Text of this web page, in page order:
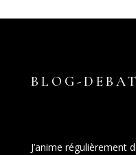
BLOG-DEBAT
J’anime